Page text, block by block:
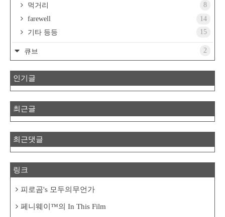
먹거리
8
farewell
14
기타 등등
15
큐브 2
인기글
최근글
최근댓글
링크
피로곰's 모두의무언가
페니웨이™의 In This Film